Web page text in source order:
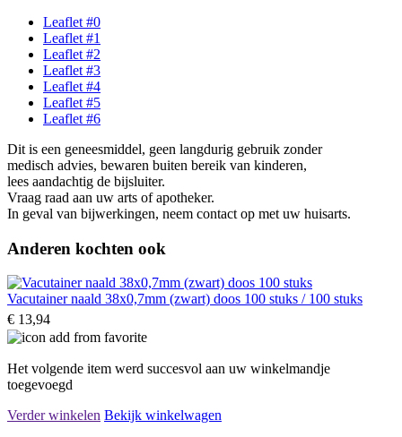
Leaflet #0
Leaflet #1
Leaflet #2
Leaflet #3
Leaflet #4
Leaflet #5
Leaflet #6
Dit is een geneesmiddel, geen langdurig gebruik zonder
medisch advies, bewaren buiten bereik van kinderen,
lees aandachtig de bijsluiter.
Vraag raad aan uw arts of apotheker.
In geval van bijwerkingen, neem contact op met uw huisarts.
Anderen kochten ook
Vacutainer naald 38x0,7mm (zwart) doos 100 stuks / 100 stuks
€ 13,94
Het volgende item werd succesvol aan uw winkelmandje
toegevoegd
Verder winkelen Bekijk winkelwagen